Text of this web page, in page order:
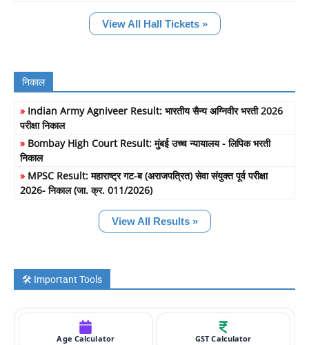
View All Hall Tickets »
निकाल
» Indian Army Agniveer Result: भारतीय सैन्य अग्निवीर भरती 2026
परीक्षा निकाल
» Bombay High Court Result: मुंबई उच्च न्यायालय - लिपिक भरती
निकाल
» MPSC Result: महाराष्ट्र गट-ब (अराजपत्रित) सेवा संयुक्त पूर्व परीक्षा
2026- निकाल (जा. क्र. 011/2026)
View All Results »
🛠️ Important Tools
Age Calculator GST Calculator